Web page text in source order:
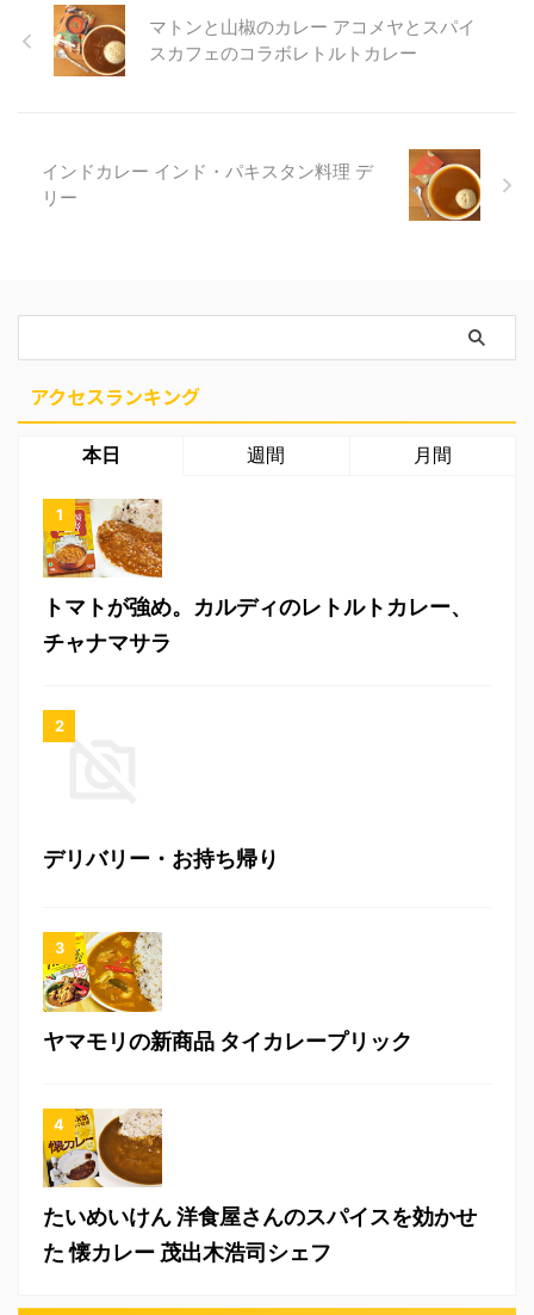
マトンと山椒のカレー アコメヤとスパイ
スカフェのコラボレトルトカレー
インドカレー インド・パキスタン料理 デ
リー
アクセスランキング
本日 週間 月間
トマトが強め。カルディのレトルトカレー、
チャナマサラ
デリバリー・お持ち帰り
ヤマモリの新商品 タイカレープリック
たいめいけん 洋食屋さんのスパイスを効かせ
た 懐カレー 茂出木浩司シェフ